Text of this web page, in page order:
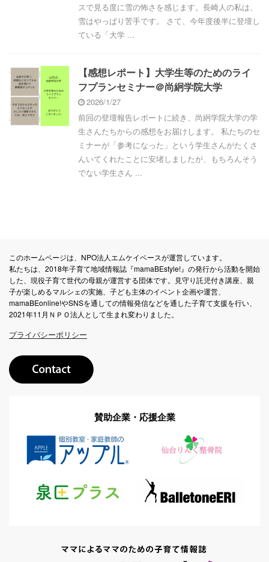
スで見る度に雪の怖さを感じます。長崎人の私は、
雪はやっぱり苦手です。 さて、今年度後半に登壇し
ている「大学 ...
【感想レポート】大学生等のためのライ
フプランセミナー＠尚絅学院大学
2026/1/27
前回の登壇報告レポートに続き、尚絅学院大学の学
生さんたちからの感想をお届けします。 私たちのセ
ミナーが「参考になった」という学生さんがたくさ
んいてくれたことに安堵しましたが、もちろんそう
でない学生さん ...
このホームページは、NPO法人エムケイベースが運営しています。
私たちは、2018年子育て地域情報誌『mamaBEstyle!』の発行から活動を開始
した、現役子育て世代の母親が運営する団体です。見守り託児付き講座、親
子が楽しめるマルシェの実施、子ども主体のイベント企画や運営、
mamaBEonline!やSNSを通しての情報発信などを通した子育て支援を行い、
2021年11月ＮＰＯ法人として生まれ変わりました。
プライバシーポリシー
賛助企業・応援企業